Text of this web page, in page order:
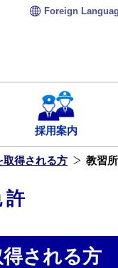
Foreign
採用案内
取得される方 教習
される方